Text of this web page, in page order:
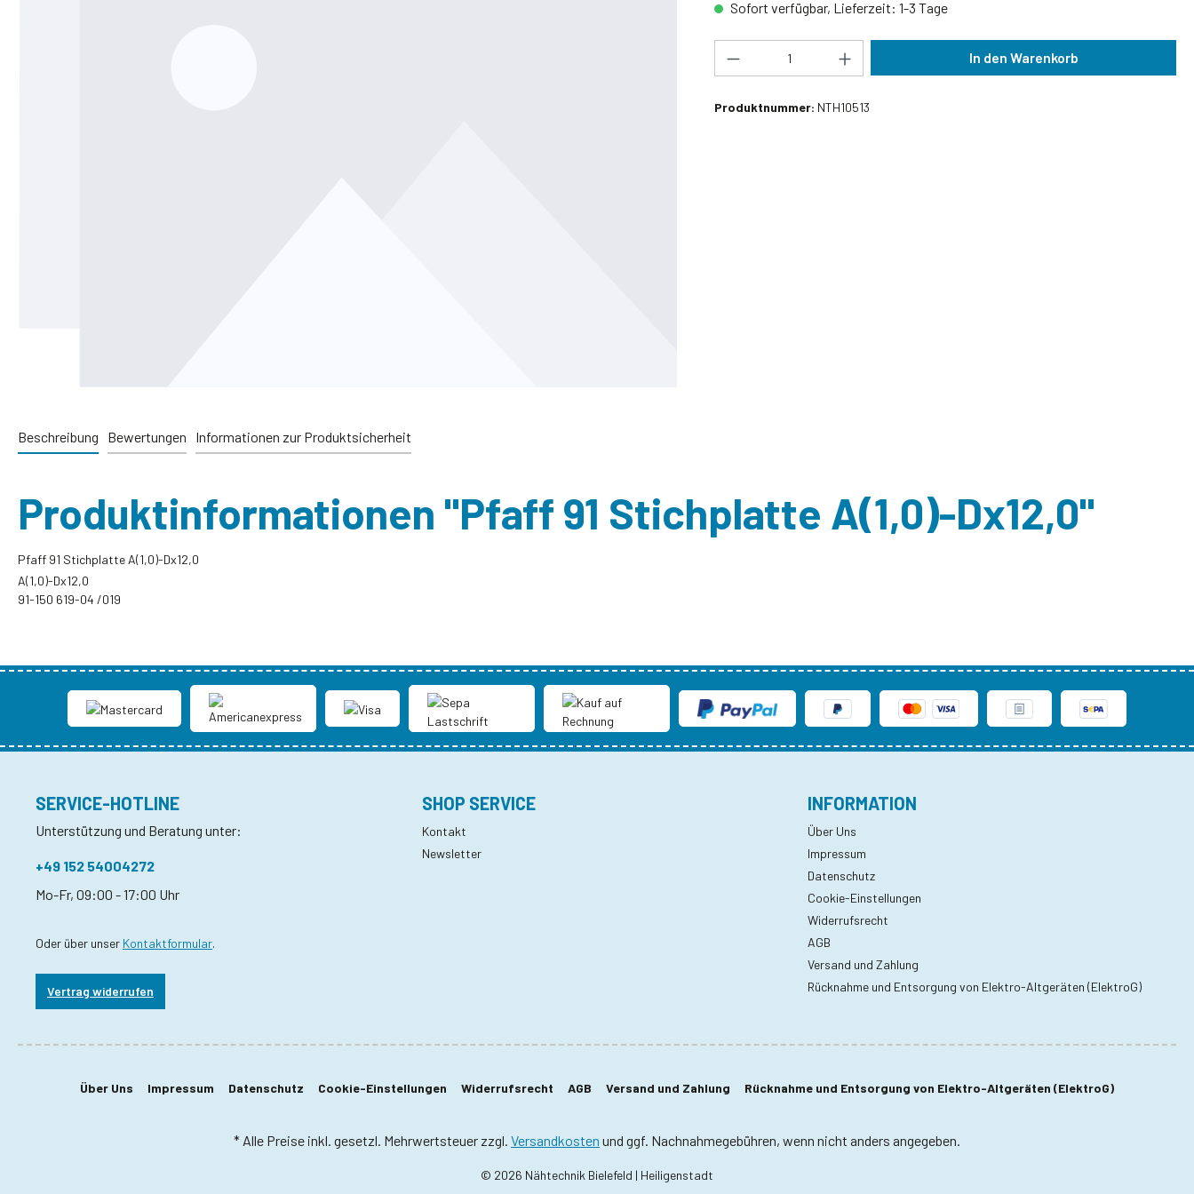
Sofort verfügbar, Lieferzeit: 1-3 Tage
Produkt Anzahl: Gib den gewünschten Wert ein
In den Warenkorb
Produktnummer: NTH10513
Beschreibung Bewertungen Informationen zur Produktsicherheit
Produktinformationen "Pfaff 91 Stichplatte A(1,0)-Dx12,0"
Pfaff 91 Stichplatte A(1,0)-Dx12,0
A(1,0)-Dx12,0
91-150 619-04 /019
SERVICE-HOTLINE
Unterstützung und Beratung unter:
+49 152 54004272
Mo-Fr, 09:00 - 17:00 Uhr
Oder über unser Kontaktformular.
Vertrag widerrufen
SHOP SERVICE
Kontakt
Newsletter
INFORMATION
Über Uns
Impressum
Datenschutz
Cookie-Einstellungen
Widerrufsrecht
AGB
Versand und Zahlung
Rücknahme und Entsorgung von Elektro-Altgeräten (ElektroG)
Über Uns Impressum Datenschutz Cookie-Einstellungen Widerrufsrecht AGB Versand und Zahlung Rücknahme und Entsorgung von Elektro-Altgeräten (ElektroG)
* Alle Preise inkl. gesetzl. Mehrwertsteuer zzgl. Versandkosten und ggf. Nachnahmegebühren, wenn nicht anders angegeben.
© 2026 Nähtechnik Bielefeld | Heiligenstadt